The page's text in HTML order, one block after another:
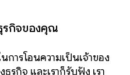
รกิจของคุณ
ารโอนความเป็นเจ้าของ
รกิจ และเราก็รับฟัง เรา